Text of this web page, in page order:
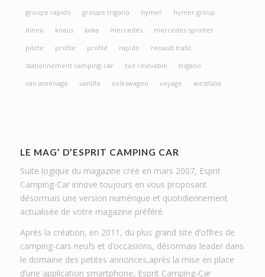
groupe rapido
groupe trigano hymer
hymer group
itineo
knaus laika mercedes
mercedes sprinter
pilote
profile profilé rapido
renault trafic
stationnement camping-car
toit relevable
trigano
van aménagé
vanlife volkswagen voyage westfalia
LE MAG’ D’ESPRIT CAMPING CAR
Suite logique du magazine créé en mars 2007, Esprit
Camping-Car innove toujours en vous proposant
désormais une version numérique et quotidiennement
actualisée de votre magazine préféré.
Après la création, en 2011, du plus grand site d’offres de
camping-cars neufs et d’occasions, désormais leader dans
le domaine des petites annonces,après la mise en place
d’une application smartphone, Esprit Camping-Car